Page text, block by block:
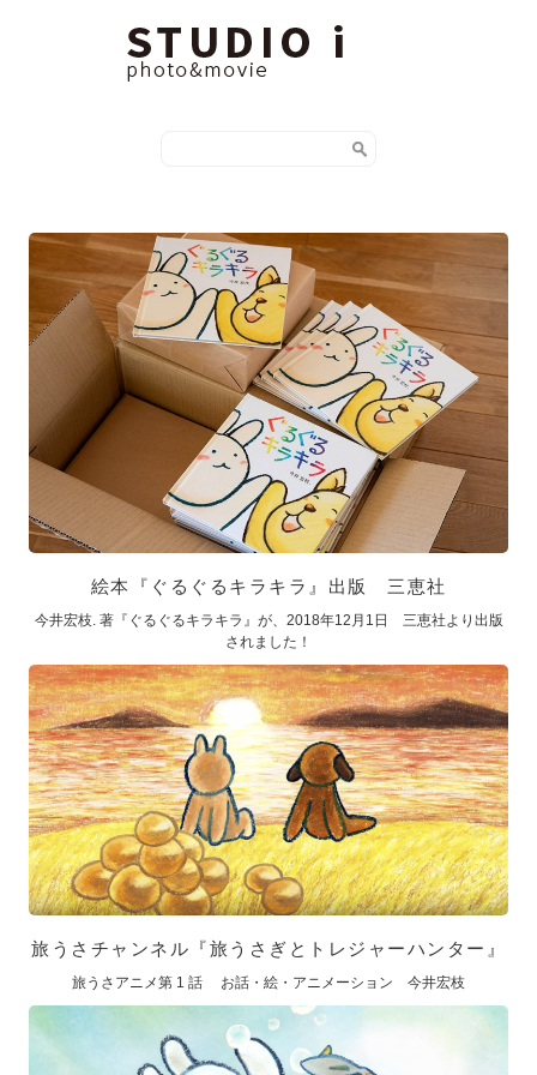
絵本『ぐるぐるキラキラ』出版 三恵社
今井宏枝. 著『ぐるぐるキラキラ』が、2018年12月1日 三恵社より出版
されました！
旅うさチャンネル『旅うさぎとトレジャーハンター』
旅うさアニメ第 1 話 お話・絵・アニメーション 今井宏枝